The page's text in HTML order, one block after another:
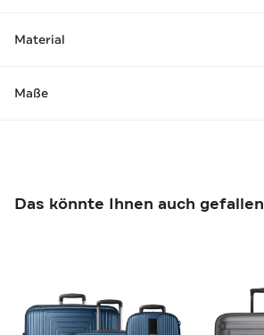
Material
Maße
Das könnte Ihnen auch gefallen